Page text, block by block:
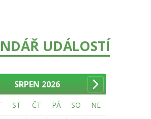
UDÁLOSTÍ
SRPEN 2026
ST ČT PÁ SO NE